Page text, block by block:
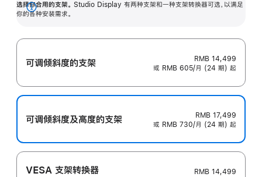
选择你合用的支架。 Studio Display 有两种支架和一种支架转换器可选，以满足
你的各种安装需求。
展
可调倾斜度的支架
RMB 14,499
或 RMB 605/月 (24 期) 起
可调倾斜度及高‍度的支‍架
RMB 17,499
或 RMB 730/月 (24 期) 起
VESA 支架转换器
RMB 14,499